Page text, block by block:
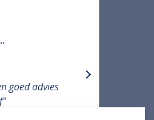
goed advies
next